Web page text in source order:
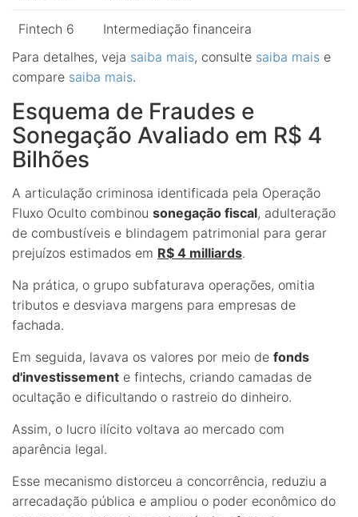
Fintech 6
Intermediação financeira
Para detalhes, veja saiba mais, consulte saiba mais e
compare saiba mais.
Esquema de Fraudes e
Sonegação Avaliado em R$ 4
Bilhões
A articulação criminosa identificada pela Operação
Fluxo Oculto combinou sonegação fiscal, adulteração
de combustíveis e blindagem patrimonial para gerar
prejuízos estimados em R$ 4 milliards.
Na prática, o grupo subfaturava operações, omitia
tributos e desviava margens para empresas de
fachada.
Em seguida, lavava os valores por meio de fonds
d'investissement e fintechs, criando camadas de
ocultação e dificultando o rastreio do dinheiro.
Assim, o lucro ilícito voltava ao mercado com
aparência legal.
Esse mecanismo distorceu a concorrência, reduziu a
arrecadação pública e ampliou o poder econômico do